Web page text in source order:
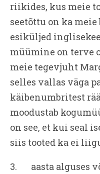
riikides, kus meie
seetõttu on ka
esiküljed
müümine on terve
meie tegevjuht
selles vallas väga
käibenumbritest
moodustab
on see, et kui seal
siis tooted ka ei
3. aasta alguses